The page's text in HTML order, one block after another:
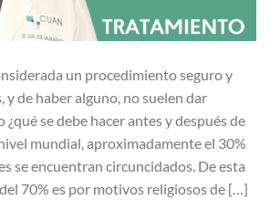
un procedimiento seguro y
y de haber alguno, no suelen dar
se debe hacer antes y después de
mundial, aproximadamente el 30%
se encuentran circuncidados. De esta
70% es por motivos religiosos de […]